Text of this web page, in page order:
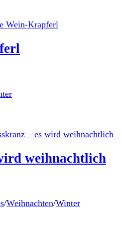
weihnachtlich
/Weihnachten/Winter